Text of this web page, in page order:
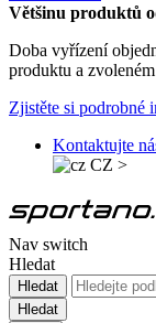
Většinu produktů
Doba vyřízení
produktu a
Zjistěte si podrobné
Kontaktujte
CZ >
Nav switch
Hledat
Hledat
Hledat